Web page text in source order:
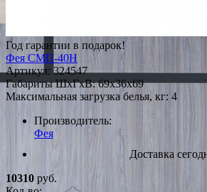
Год гарантии в подарок!
Фея СМП-40Н
Артикул: 324547
Габариты ШxГxВ: 69x36x69
Максимальная загрузка белья, кг: 4
Производитель:
Фея
Доставка
10310 руб.